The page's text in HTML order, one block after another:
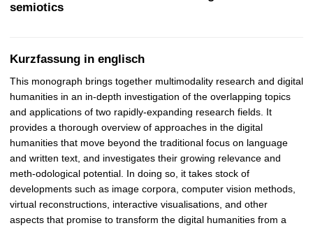
semiotics
Kurzfassung in englisch
This monograph brings together multimodality research and digital
humanities in an in-depth investigation of the overlapping topics
and applications of two rapidly-expanding research fields. It
provides a thorough overview of approaches in the digital
humanities that move beyond the traditional focus on language
and written text, and investigates their growing relevance and
meth-odological potential. In doing so, it takes stock of
developments such as image corpora, computer vision methods,
virtual reconstructions, interactive visualisations, and other
aspects that promise to transform the digital humanities from a